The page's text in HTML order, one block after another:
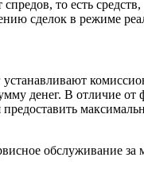
то есть
сделок в режиме
денег. В отличие от
обслуживание за